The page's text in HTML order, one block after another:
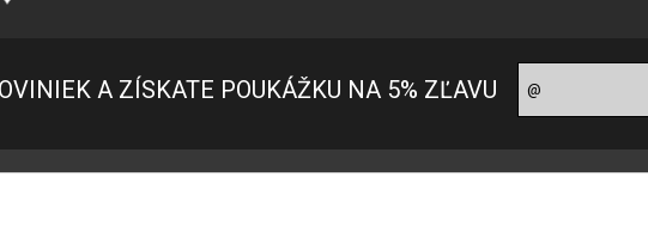
A ZÍSKATE POUKÁŽKU NA 5% ZĽAVU